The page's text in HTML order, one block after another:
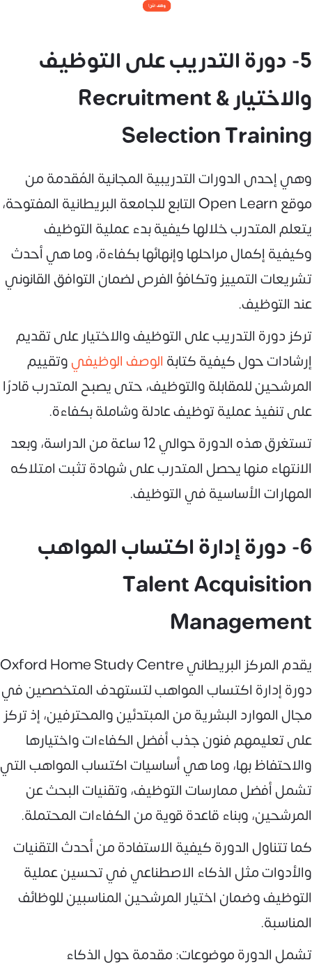
5- دورة التدريب على التوظيف
والاختيار Recruitment &
Selection Training
وهي إحدى الدورات التدريبية المجانية المُقدمة من
موقع Open Learn التابع للجامعة البريطانية المفتوحة،
يتعلم المتدرب خلالها كيفية بدء عملية التوظيف
وكيفية إكمال مراحلها وإنهائها بكفاءة، وما هي أحدث
تشريعات التمييز وتكافؤ الفرص لضمان التوافق القانوني
عند التوظيف.
تركز دورة التدريب على التوظيف والاختيار على تقديم
إرشادات حول كيفية كتابة الوصف الوظيفيوتقييم
المرشحين للمقابلة والتوظيف، حتى يصبح المتدرب قادرًا
على تنفيذ عملية توظيف عادلة وشاملة بكفاءة.
تستغرق هذه الدورة حوالي 12 ساعة من الدراسة، وبعد
الانتهاء منها يحصل المتدرب على شهادة تثبت امتلاكه
المهارات الأساسية في التوظيف.
6- دورة إدارة اكتساب المواهب
Talent Acquisition
Management
يقدم المركز البريطاني Oxford Home Study Centre
دورة إدارة اكتساب المواهب لتستهدف المتخصصين في
مجال الموارد البشرية من المبتدئين والمحترفين، إذ تركز
على تعليمهم فنون جذب أفضل الكفاءات واختيارها
والاحتفاظ بها، وما هي أساسيات اكتساب المواهب التي
تشمل أفضل ممارسات التوظيف، وتقنيات البحث عن
المرشحين، وبناء قاعدة قوية من الكفاءات المحتملة.
كما تتناول الدورة كيفية الاستفادة من أحدث التقنيات
والأدوات مثل الذكاء الاصطناعي في تحسين عملية
التوظيف وضمان اختيار المرشحين المناسبين للوظائف
المناسبة.
تشمل الدورة موضوعات: مقدمة حول الذكاء